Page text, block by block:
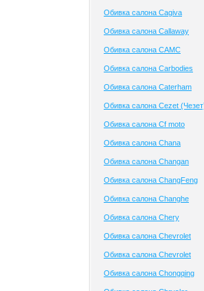
Обивка салона Cagiva
Обивка салона Callaway
Обивка салона CAMC
Обивка салона Carbodies
Обивка салона Caterham
Обивка салона Cezet
Обивка салона Cf moto
Обивка салона Chana
Обивка салона Changan
Обивка салона ChangFeng
Обивка салона Changhe
Обивка салона Chery
Обивка салона Chevrolet
Обивка салона Chevrolet
Обивка салона Chongqing